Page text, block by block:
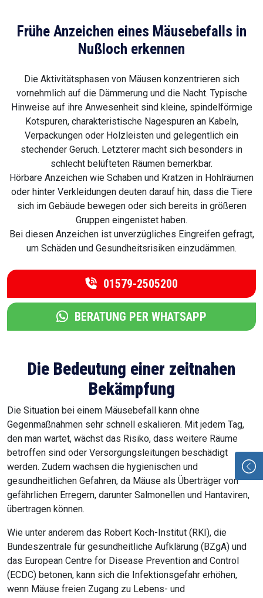
Frühe Anzeichen eines Mäusebefalls in
Nußloch erkennen
Die Aktivitätsphasen von Mäusen konzentrieren sich
vornehmlich auf die Dämmerung und die Nacht. Typische
Hinweise auf ihre Anwesenheit sind kleine, spindelförmige
Kotspuren, charakteristische Nagespuren an Kabeln,
Verpackungen oder Holzleisten und gelegentlich ein
stechender Geruch. Letzterer macht sich besonders in
schlecht belüfteten Räumen bemerkbar.
Hörbare Anzeichen wie Schaben und Kratzen in Hohlräumen
oder hinter Verkleidungen deuten darauf hin, dass die Tiere
sich im Gebäude bewegen oder sich bereits in größeren
Gruppen eingenistet haben.
Bei diesen Anzeichen ist unverzügliches Eingreifen gefragt,
um Schäden und Gesundheitsrisiken einzudämmen.
01579-2505200
BERATUNG PER WHATSAPP
Die Bedeutung einer zeitnahen
Bekämpfung
Die Situation bei einem Mäusebefall kann ohne
Gegenmaßnahmen sehr schnell eskalieren. Mit jedem Tag,
den man wartet, wächst das Risiko, dass weitere Räume
betroffen sind oder Versorgungsleitungen beschädigt
werden. Zudem wachsen die hygienischen und
gesundheitlichen Gefahren, da Mäuse als Überträger von
gefährlichen Erregern, darunter Salmonellen und Hantaviren,
übertragen können.
Wie unter anderem das Robert Koch-Institut (RKI), die
Bundeszentrale für gesundheitliche Aufklärung (BZgA) und
das European Centre for Disease Prevention and Control
(ECDC) betonen, kann sich die Infektionsgefahr erhöhen,
wenn Mäuse freien Zugang zu Lebens- und